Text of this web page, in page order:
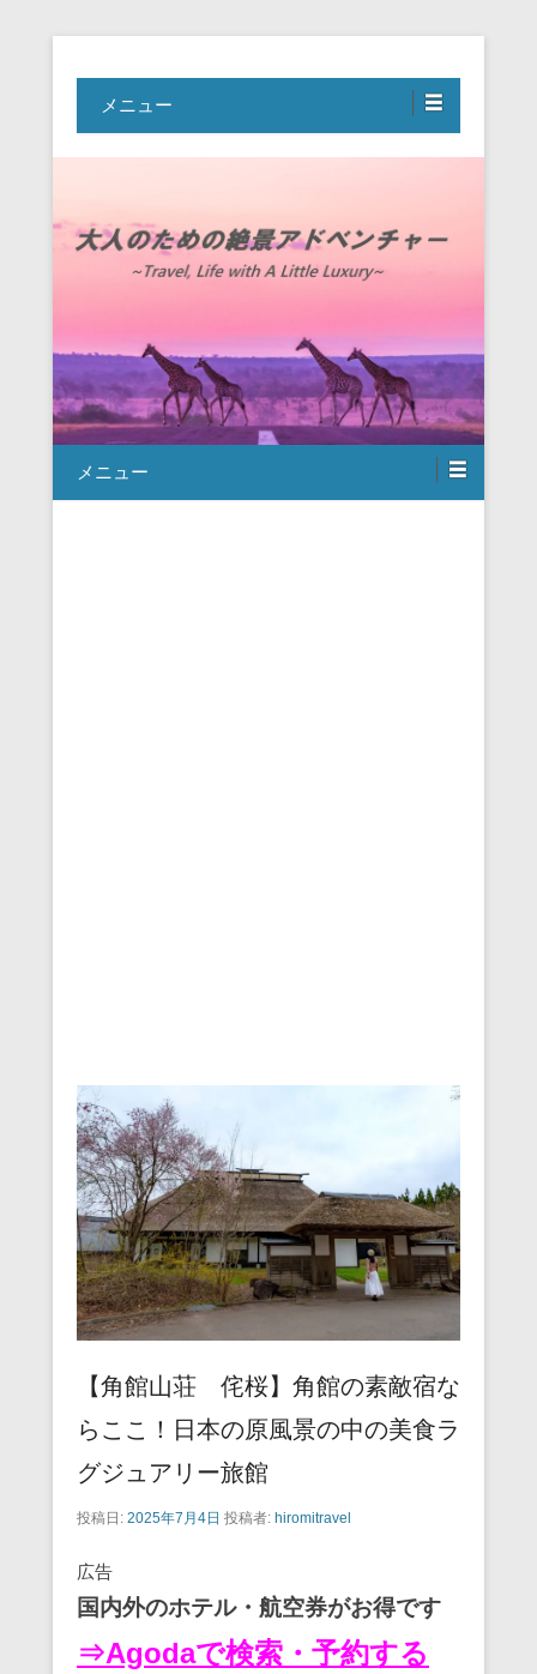
大人のための絶景アドベンチャー
メニュー
メニュー
【角館山荘 侘桜】角館の素敵宿な
らここ！日本の原風景の中の美食ラ
グジュアリー旅館
投稿日: 2025年7月4日 投稿者: hiromitravel
広告
国内外のホテル・航空券がお得です
⇒Agodaで検索・予約する